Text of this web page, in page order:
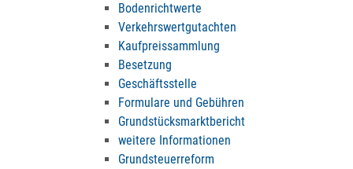
Bodenrichtwerte
Verkehrswertgutachten
Kaufpreissammlung
Besetzung
Geschäftsstelle
Formulare und Gebühren
Grundstücksmarktbericht
weitere Informationen
Grundsteuerreform